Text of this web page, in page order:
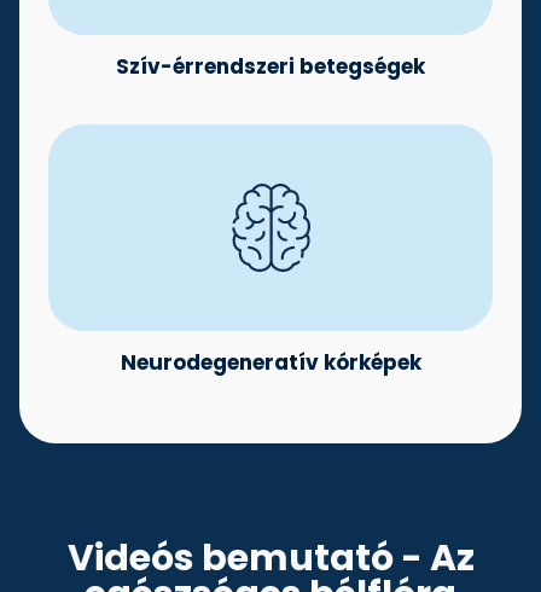
Szív-érrendszeri betegségek
Neurodegeneratív kórképek
Videós bemutató - Az